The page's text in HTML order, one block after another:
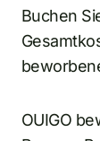
Buchen
OUIGO